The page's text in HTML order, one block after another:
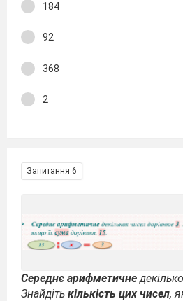
184
92
368
2
Запитання 6
Середнє арифметичне
Знайдіть кількість цих чисел,